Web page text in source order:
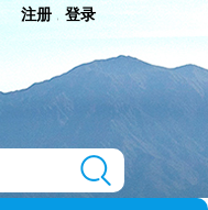
注册 登录